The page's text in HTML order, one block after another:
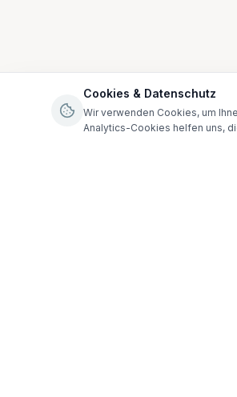
Cookies & Datenschutz
Wir verwenden Cookies, um
Analytics-Cookies helfen uns,